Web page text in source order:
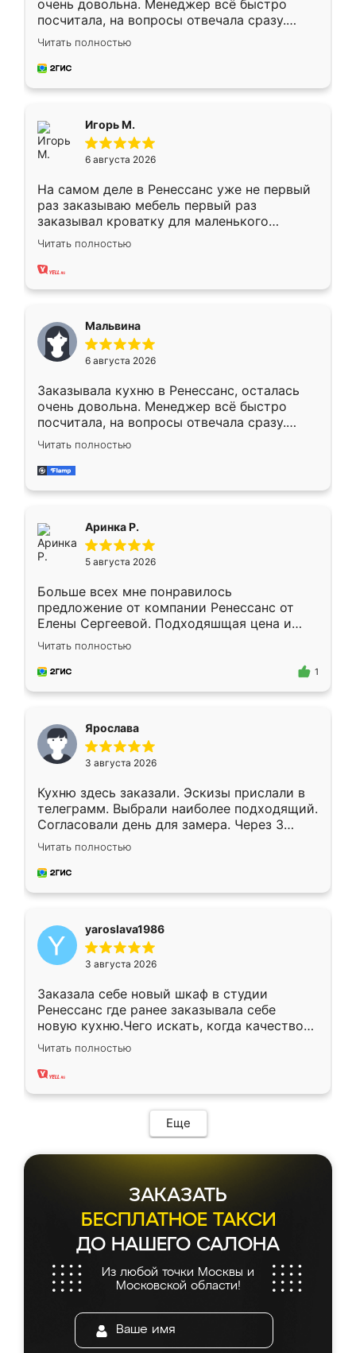
очень довольна. Менеджер всё быстро
посчитала, на вопросы отвечала сразу.
Замерщик приехал в субботу, подошёл к
делу со всей ответственностью. Собрали
за день, ребята работали аккуратно, даже
Читать полностью
Игорь М.
6 августа 2026
На самом деле в Ренессанс уже не первый
раз заказываю мебель первый раз
заказывал кроватку для маленького
ребёнка при его рождении ,во второй раз
заказал шкаф-купе. По качеству очень
хорошее сборка достаточно быстрая,
меньше, здесь же он более разнообразный.
Мне нравится ,если что-то потребуется из
мебели буду заказывать только здесь.
Читать полностью
Мальвина
6 августа 2026
Заказывала кухню в Ренессанс, осталась
очень довольна. Менеджер всё быстро
посчитала, на вопросы отвечала сразу.
Замерщик приехал в субботу, подошёл к
делу со всей ответственностью. Собрали
за день, ребята работали аккуратно, даже
Читать полностью
Аринка Р.
5 августа 2026
Больше всех мне понравилось
предложение от компании Ренессанс от
Елены Сергеевой. Подходяшщая цена и
короткие сроки изготовления. Приехавший
для замера сотрудник Владислав
предложил по моему эскизу самый
Читать полностью
1
Ярослава
3 августа 2026
Кухню здесь заказали. Эскизы прислали в
телеграмм. Выбрали наиболее подходящий.
Согласовали день для замера. Через 3
недели кухня была уже готова. Остались
довольны работой. Спасибо Ренессанс
мебель за качественную работу!
Читать полностью
yaroslava1986
3 августа 2026
Заказала себе новый шкаф в студии
Ренессанс где ранее заказывала себе
новую кухню.Чего искать, когда качеством
вполне довольна. Служит кухня уже почти
два года, нареканий нет.
Читать полностью
Еще
ЗАКАЗАТЬ
БЕСПЛАТНОЕ ТАКСИ
ДО НАШЕГО САЛОНА
Из любой точки Москвы и
Московской области!